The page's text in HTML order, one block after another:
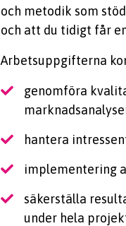
och metodik som
och att du tidigt får
Arbetsuppgifterna
genomföra
hantera
implementering
säkerställa
under hela